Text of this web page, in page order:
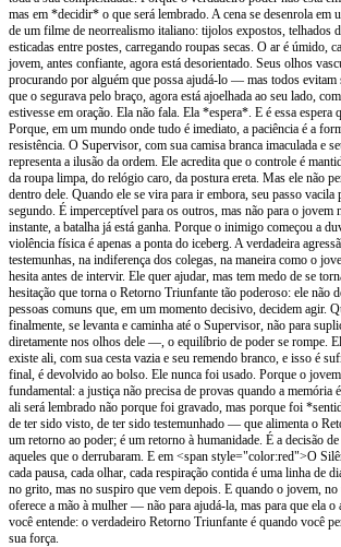
mas em *decidir* o que será lembrado. A cena se desenrola em
de um filme de neorrealismo italiano: tijolos expostos, telhados
esticadas entre postes, carregando roupas secas. O ar é úmido,
jovem, antes confiante, agora está desorientado. Seus olhos
procurando por alguém que possa ajudá-lo — mas todos evitam
que o segurava pelo braço, agora está ajoelhada ao seu lado,
estivesse em oração. Ela não fala. Ela *espera*. E é essa espera
Porque, em um mundo onde tudo é imediato, a paciência é a
resistência. O Supervisor, com sua camisa branca imaculada e
representa a ilusão da ordem. Ele acredita que o controle é
da roupa limpa, do relógio caro, da postura ereta. Mas ele não
dentro dele. Quando ele se vira para ir embora, seu passo
segundo. É imperceptível para os outros, mas não para o jovem
instante, a batalha já está ganha. Porque o inimigo começou a
violência física é apenas a ponta do iceberg. A verdadeira
testemunhas, na indiferença dos colegas, na maneira como o
hesita antes de intervir. Ele quer ajudar, mas tem medo de se
hesitação que torna o Retorno Triunfante tão poderoso: ele não
pessoas comuns que, em um momento decisivo, decidem agir.
finalmente, se levanta e caminha até o Supervisor, não para
diretamente nos olhos dele —, o equilíbrio de poder se rompe.
existe ali, com sua cesta vazia e seu remendo branco, e isso é
final, é devolvido ao bolso. Ele nunca foi usado. Porque o
fundamental: a justiça não precisa de provas quando a memória
ali será lembrado não porque foi gravado, mas porque foi
de ter sido visto, de ter sido testemunhado — que alimenta o
um retorno ao poder; é um retorno à humanidade. É a decisão
aqueles que o derrubaram. E em <span style="color:red">O
cada pausa, cada olhar, cada respiração contida é uma linha de
no grito, mas no suspiro que vem depois. E quando o jovem,
oferece a mão à mulher — não para ajudá-la, mas para que ela
você entende: o verdadeiro Retorno Triunfante é quando você
sua força.